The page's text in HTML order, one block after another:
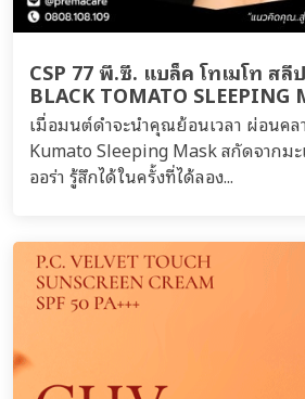
CSP 77 พี.ซี. แบล็ค โทเมโท สลี
BLACK TOMATO SLEEPING
เมื่อมนต์ดำจะนำคุณย้อนเวลา ผ่อนค
Kumato Sleeping Mask สกัดจากม
ออร่า รู้สึกได้ในครั้งที่ได้ลอง...